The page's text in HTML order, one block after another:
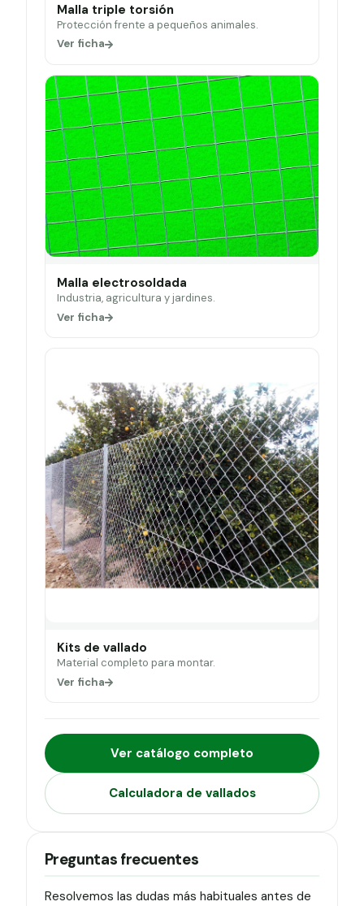
Malla triple torsión
Protección frente a pequeños animales.
Ver ficha
Malla electrosoldada
Industria, agricultura y jardines.
Ver ficha
Kits de vallado
Material completo para montar.
Ver ficha
Ver catálogo completo
Calculadora de vallados
Preguntas frecuentes
Resolvemos las dudas más habituales antes de